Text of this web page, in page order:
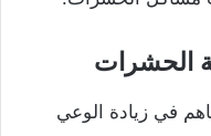
الحشرات
في زيادة الوعي